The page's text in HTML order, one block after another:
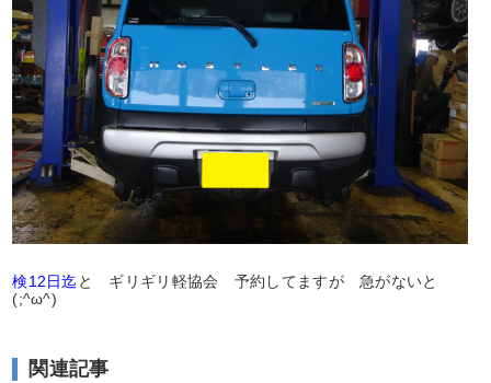
検12日迄 と ギリギリ軽協会 予約してますが 急がないと
(;^ω^)
関連記事